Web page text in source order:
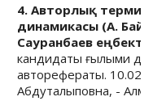
4. Авторлық
динамикасы (А.
Сауранбаев
кандидаты ғылыми
авторефераты.
Абдуталыповна, -